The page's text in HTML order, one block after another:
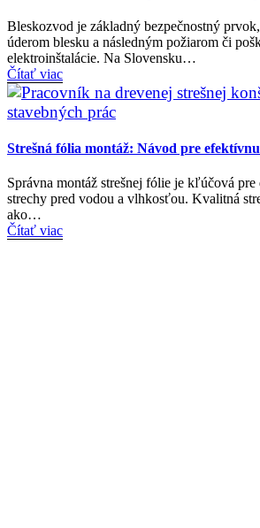
Bleskozvod je základný bezpečnostný
úderom blesku a následným požiarom či
elektroinštalácie. Na Slovensku…
Čítať viac
Strešná fólia montáž: Návod pre
Správna montáž strešnej fólie je kľúčová
strechy pred vodou a vlhkosťou. Kvalitná
ako…
Čítať viac